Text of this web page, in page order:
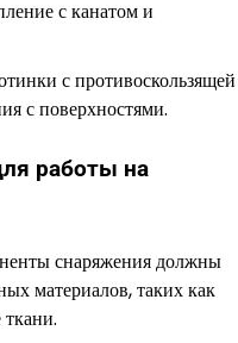
с канатом и
с противоскользящей
с поверхностями.
работы на
снаряжения должны
материалов, таких как